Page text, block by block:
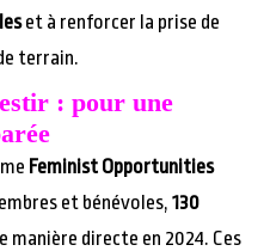
et à renforcer la prise de
terrain.
: pour une
Feminist Opportunities
et bénévoles, 130
directe en 2024. Ces